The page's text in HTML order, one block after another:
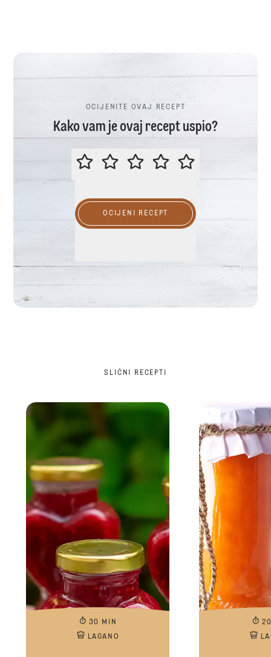
OCIJENITE OVAJ RECEPT
Kako vam je ovaj recept uspio?
OCIJENITE OVAJ RECEPT
OCIJENI RECEPT
SLIČNI RECEPTI
30 MIN
LAGANO